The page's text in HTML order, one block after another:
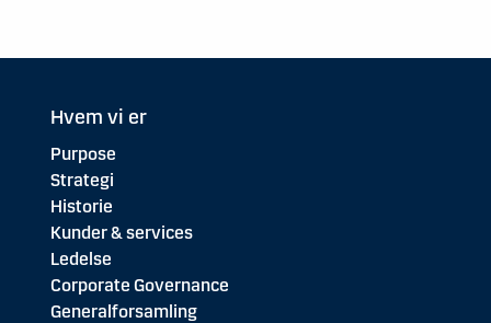
Hvem vi er
Purpose
Strategi
Historie
Kunder & services
Ledelse
Corporate Governance
Generalforsamling